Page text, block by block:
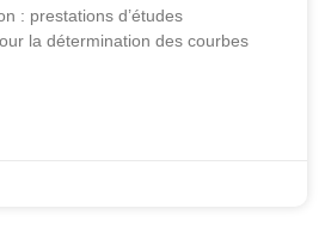
: prestations d’études
la détermination des courbes